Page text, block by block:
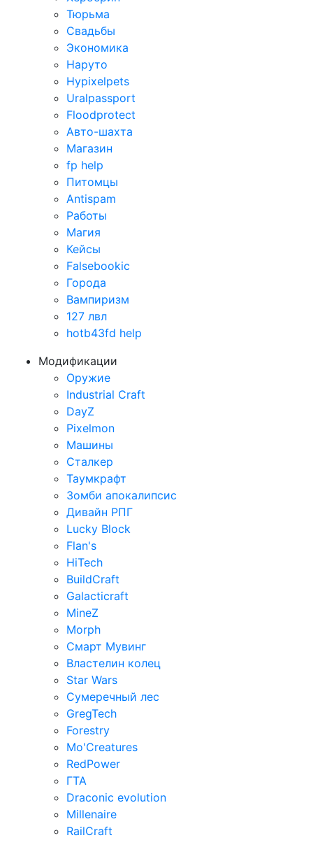
Тюрьма
Свадьбы
Экономика
Наруто
Hypixelpets
Uralpassport
Floodprotect
Авто-шахта
Магазин
fp help
Питомцы
Antispam
Работы
Магия
Кейсы
Falsebookic
Города
Вампиризм
127 лвл
hotb43fd help
Модификации
Оружие
Industrial Craft
DayZ
Pixelmon
Машины
Сталкер
Таумкрафт
Зомби апокалипсис
Дивайн РПГ
Lucky Block
Flan's
HiTech
BuildCraft
Galacticraft
MineZ
Morph
Смарт Мувинг
Властелин колец
Star Wars
Сумеречный лес
GregTech
Forestry
Mo'Creatures
RedPower
ГТА
Draconic evolution
Millenaire
RailCraft